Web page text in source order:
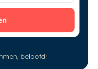
beloofd!